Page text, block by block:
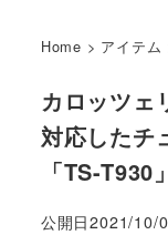
Home > アイテム
カロッツェ
対応したチ
「TS-T930
公開日2021/10/